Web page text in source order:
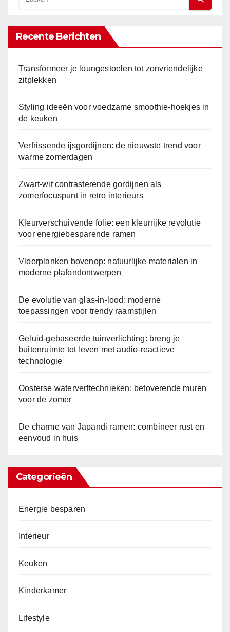
Recente Berichten
Transformeer je loungestoelen tot zonvriendelijke
zitplekken
Styling ideeën voor voedzame smoothie-hoekjes in
de keuken
Verfrissende ijsgordijnen: de nieuwste trend voor
warme zomerdagen
Zwart-wit contrasterende gordijnen als
zomerfocuspunt in retro interieurs
Kleurverschuivende folie: een kleurrijke revolutie
voor energiebesparende ramen
Vloerplanken bovenop: natuurlijke materialen in
moderne plafondontwerpen
De evolutie van glas-in-lood: moderne
toepassingen voor trendy raamstijlen
Geluid-gebaseerde tuinverlichting: breng je
buitenruimte tot leven met audio-reactieve
technologie
Oosterse waterverftechnieken: betoverende muren
voor de zomer
De charme van Japandi ramen: combineer rust en
eenvoud in huis
Categorieën
Energie besparen
Interieur
Keuken
Kinderkamer
Lifestyle